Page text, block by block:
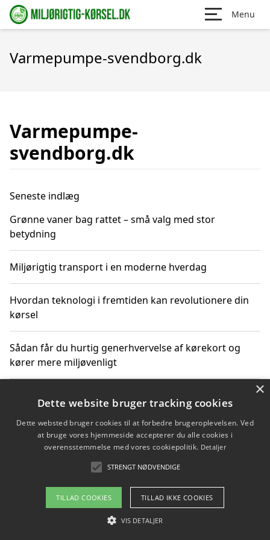
Menu
Varmepumpe-svendborg.dk
Varmepumpe-
svendborg.dk
Seneste indlæg
Grønne vaner bag rattet – små valg med stor
betydning
Miljørigtig transport i en moderne hverdag
Hvordan teknologi i fremtiden kan revolutionere din
kørsel
Sådan får du hurtig generhvervelse af kørekort og
kører mere miljøvenligt
Gentofte
Copyright 2026 - Pilanto Aps
×
Dette website bruger tracking cookies
Dette websted bruger cookies til at forbedre brugeroplevelsen. Ved
at bruge vores hjemmeside accepterer du alle cookies i
overensstemmelse med vores cookiepolitik. Detaljer
STRENGT NØDVENDIGE
TILLAD COOKIES TILLAD IKKE COOKIES
VIS DETALJER